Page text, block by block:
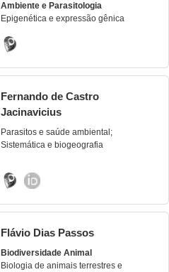
Ambiente e Parasitologia
Epigenética e expressão gênica
Fernando de Castro
Jacinavicius
Parasitos e saúde ambiental;
Sistemática e biogeografia
Flávio Dias Passos
Biodiversidade Animal
Biologia de animais terrestres e